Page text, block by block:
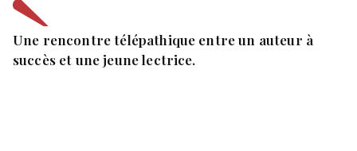
Une rencontre télépathique entre un auteur à
succès et une jeune lectrice.